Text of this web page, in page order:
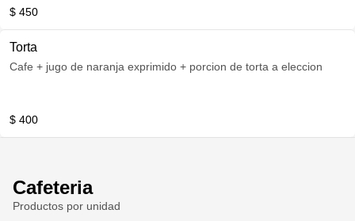
$ 450
Torta
Cafe + jugo de naranja exprimido + porcion de torta a eleccion
$ 400
Cafeteria
Productos por unidad